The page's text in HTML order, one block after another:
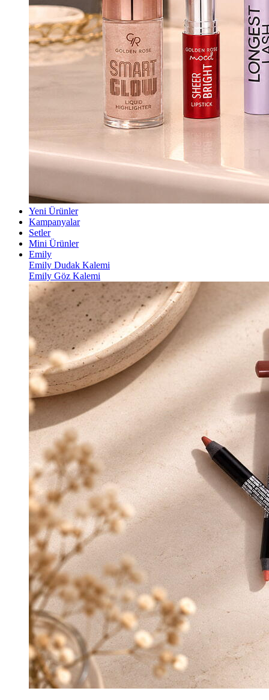
Yeni Ürünler
Kampanyalar
Setler
Mini Ürünler
Emily
Emily Dudak Kalemi
Emily Göz Kalemi